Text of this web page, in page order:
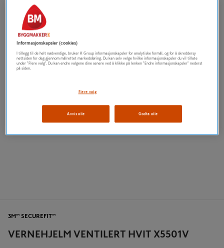
VERNEHJELM VENTILERT HVIT X5501V
3M™ SECUREFIT™
Informasjonskapsler (cookies)
I tillegg til de helt nødvendige, bruker K Group informasjonskapsler for analytiske formål, og for å skreddersy
nettsiden for deg gjennom målrettet markedsføring. Du kan selv velge hvilke informasjonskapsler du vil tillate
under "Flere valg". Du kan endre valgene dine senere ved å klikke på lenken "Endre informasjonskapsler" nederst
på siden.
Flere valg
Avvis alle Godta alle